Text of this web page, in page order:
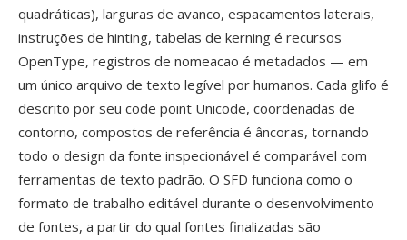
quadráticas), larguras de avanco, espacamentos laterais,
instruções de hinting, tabelas de kerning é recursos
OpenType, registros de nomeacao é metadados — em
um único arquivo de texto legível por humanos. Cada glifo é
descrito por seu code point Unicode, coordenadas de
contorno, compostos de referência é âncoras, tornando
todo o design da fonte inspecionável é comparável com
ferramentas de texto padrão. O SFD funciona como o
formato de trabalho editável durante o desenvolvimento
de fontes, a partir do qual fontes finalizadas são